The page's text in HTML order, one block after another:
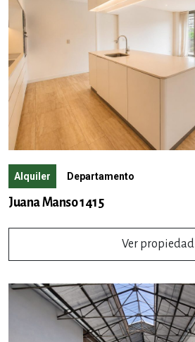
Alquiler Departamento
Juana Manso 1415
Ver propiedad